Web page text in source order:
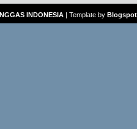
INDONESIA Template by